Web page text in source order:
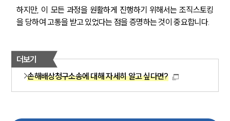
하지만, 이 모든 과정을 원활하게 진행하기 위해서는 조직스토킹
을 당하여 고통을 받고 있었다는 점을 증명하는 것이 중요합니다.
더보기
손해배상청구소송에 대해 자세히 알고 싶다면?